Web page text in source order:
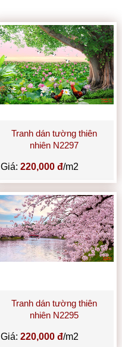
Tranh dán tường thiên
nhiên N2297
Giá: 220,000 đ/m2
Tranh dán tường thiên
nhiên N2295
Giá: 220,000 đ/m2